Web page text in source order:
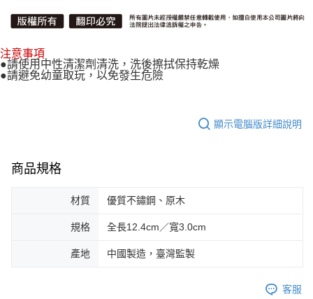
注意事項
●請使用中性清潔劑清洗，洗後擦拭保持乾燥
●請避免幼童取玩，以免發生危險
顯示電腦版詳細說明
商品規格
材質 優質不鏽鋼、原木
規格 全長12.4cm／寬3.0cm
產地 中國製造，臺灣監製
客服